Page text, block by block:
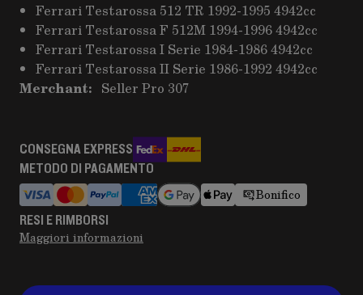
Ferrari Testarossa 512 TR 1992-1995 4942cc
Ferrari Testarossa F 512M 1994-1996 4942cc
Ferrari Testarossa I Serie 1984-1986 4942cc
Ferrari Testarossa II Serie 1986-1992 4942cc
Merchant: Seller Pro 307
CONSEGNA EXPRESS
METODO DI PAGAMENTO
Bonifico
RESI E RIMBORSI
Maggiori informazioni